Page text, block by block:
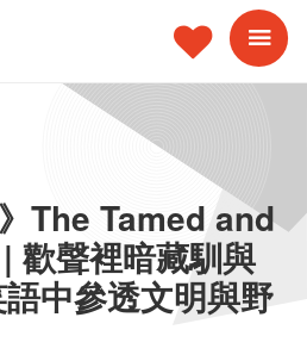
The Tamed and
歡聲裡暗藏馴與
中參透文明與野